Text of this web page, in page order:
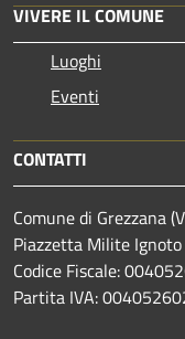
VIVERE IL COMUNE
Luoghi
Eventi
CONTATTI
Comune di Grezzana
Piazzetta Milite
Codice Fiscale:
Partita IVA: